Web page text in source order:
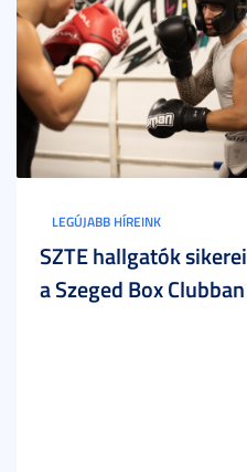
LEGÚJABB HÍREINK
SZTE hallgatók sikerei
a Szeged Box Clubban